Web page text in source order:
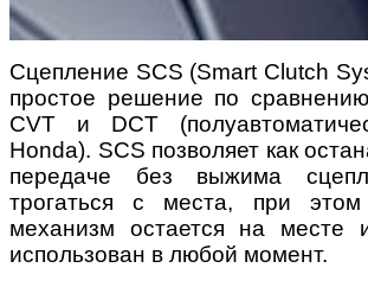
Сцепление SCS (Smart Clutch
простое решение по
CVT и DCT
Honda). SCS позволяет как
передаче без выжима
трогаться с места, при этом
механизм остается на месте
использован в любой момент.